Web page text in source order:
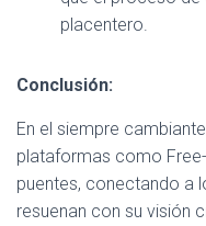
placentero.
Conclusión:
En el siempre
plataformas como
puentes, conectando a
resuenan con su visión